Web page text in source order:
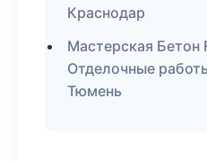
Краснодар
Мастерская Бетон
Отделочные
Тюмень